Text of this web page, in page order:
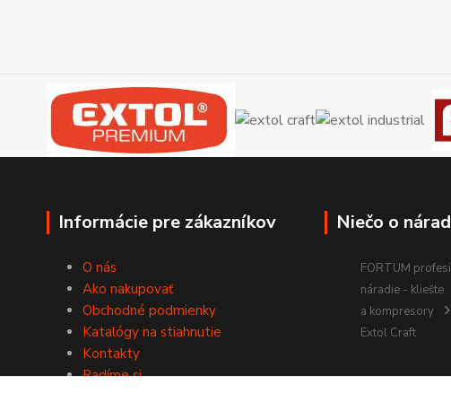
Informácie pre zákazníkov
O nás
Ako nakupovať
Obchodné podmienky
Katalógy na stiahnutie
Kontakty
Radíme si
Niečo o
FORTUM
náradie - kliešte
a kompresory
Extol Craft